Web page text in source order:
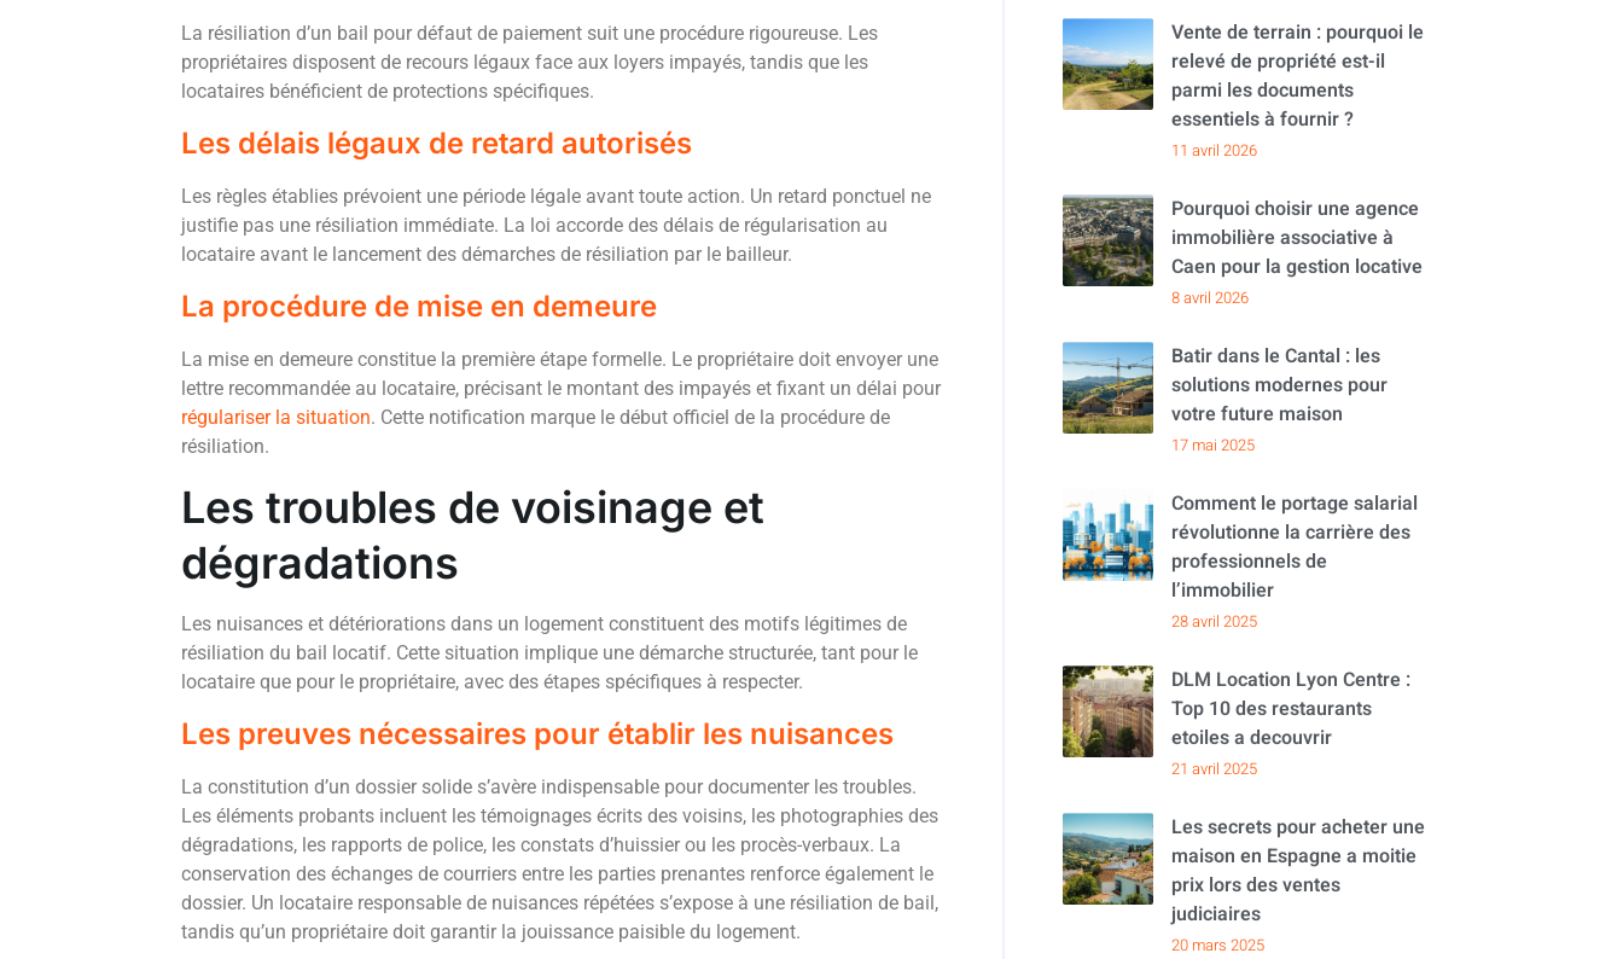
La résiliation d’un bail pour défaut de paiement suit une procédure rigoureuse. Les
propriétaires disposent de recours légaux face aux loyers impayés, tandis que les
locataires bénéficient de protections spécifiques.
Les délais légaux de retard autorisés
Les règles établies prévoient une période légale avant toute action. Un retard ponctuel ne
justifie pas une résiliation immédiate. La loi accorde des délais de régularisation au
locataire avant le lancement des démarches de résiliation par le bailleur.
La procédure de mise en demeure
La mise en demeure constitue la première étape formelle. Le propriétaire doit envoyer une
lettre recommandée au locataire, précisant le montant des impayés et fixant un délai pour
régulariser la situation. Cette notification marque le début officiel de la procédure de
résiliation.
Les troubles de voisinage et
dégradations
Les nuisances et détériorations dans un logement constituent des motifs légitimes de
résiliation du bail locatif. Cette situation implique une démarche structurée, tant pour le
locataire que pour le propriétaire, avec des étapes spécifiques à respecter.
Les preuves nécessaires pour établir les nuisances
La constitution d’un dossier solide s’avère indispensable pour documenter les troubles.
Les éléments probants incluent les témoignages écrits des voisins, les photographies des
dégradations, les rapports de police, les constats d’huissier ou les procès-verbaux. La
conservation des échanges de courriers entre les parties prenantes renforce également le
dossier. Un locataire responsable de nuisances répétées s’expose à une résiliation de bail,
tandis qu’un propriétaire doit garantir la jouissance paisible du logement.
Vente de terrain : pourquoi le
relevé de propriété est-il
parmi les documents
essentiels à fournir ?
11 avril 2026
Pourquoi choisir une agence
immobilière associative à
Caen pour la gestion locative
8 avril 2026
Batir dans le Cantal : les
solutions modernes pour
votre future maison
17 mai 2025
Comment le portage salarial
révolutionne la carrière des
professionnels de
l’immobilier
28 avril 2025
DLM Location Lyon Centre :
Top 10 des restaurants
etoiles a decouvrir
21 avril 2025
Les secrets pour acheter une
maison en Espagne a moitie
prix lors des ventes
judiciaires
20 mars 2025